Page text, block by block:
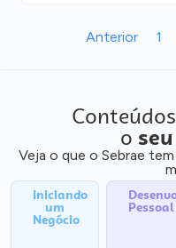
Anterior 1
o
Veja o que o Sebrae
Iniciando
um
Negócio
Pessoal